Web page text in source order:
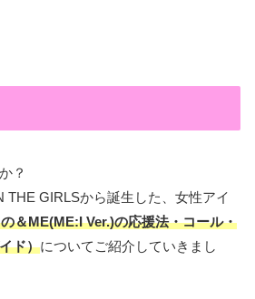
？
THE GIRLSから誕生した、女性アイ
＆ME(ME:I Ver.)の応援法・コール・
ド）についてご紹介していきまし